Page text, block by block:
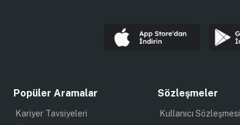
Popüler Aramalar
Kariyer Tavsiyeleri
Sözleşmeler
Kullanıcı Sözleşmesi